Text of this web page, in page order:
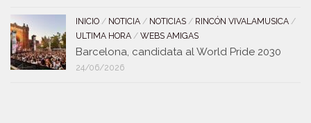
INICIO / NOTICIA / NOTICIAS / RINCÓN VIVALAMUSICA /
ULTIMA HORA / WEBS AMIGAS
Barcelona, candidata al World Pride 2030
24/06/2026